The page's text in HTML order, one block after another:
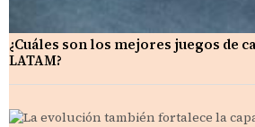
¿Cuáles son los mejores juegos de
LATAM?